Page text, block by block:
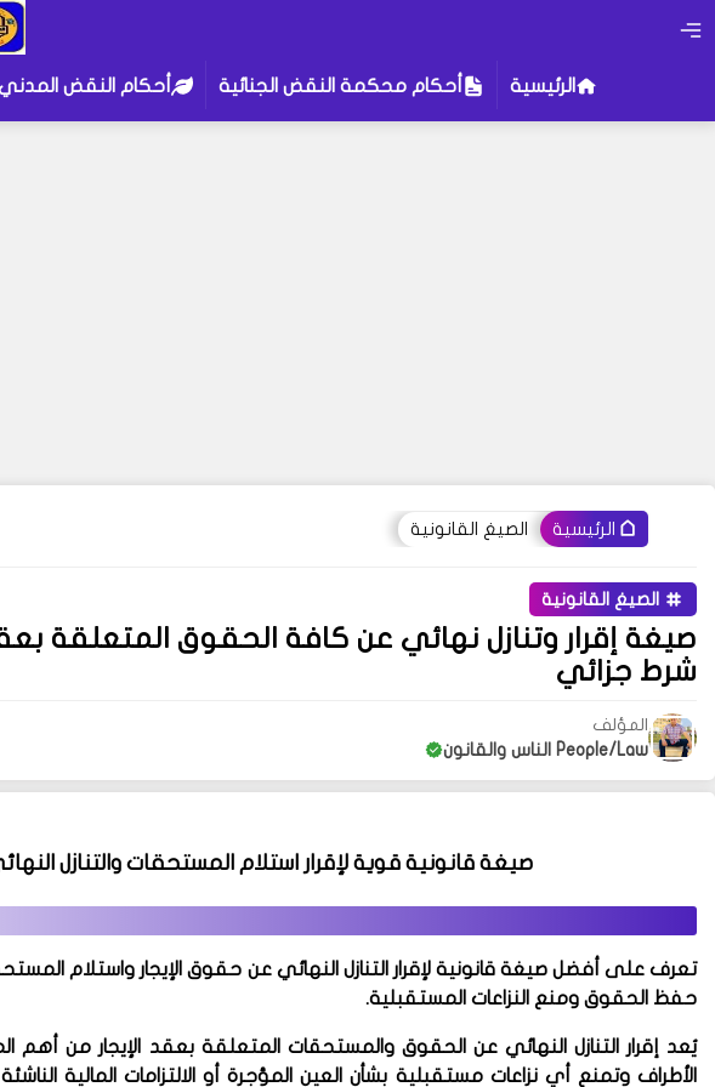
الرئيسية أحكام محكمة النقض الجنائية أحكام النقض
الرئيسية الصيغ القانونية
الصيغ القانونية
صيغة إقرار وتنازل نهائي عن كافة الحقوق المتعلقة
شرط جزائي
المؤلف
People/Law الناس والقانون
صيغة قانونية قوية لإقرار استلام المستحقات والتنازل
تعرف على أفضل صيغة قانونية لإقرار التنازل النهائي عن حقوق الإيجار واستلام
حفظ الحقوق ومنع النزاعات المستقبلية.
يُعد إقرار التنازل النهائي عن الحقوق والمستحقات المتعلقة بعقد الإيجار من
الأطراف وتمنع أي نزاعات مستقبلية بشأن العين المؤجرة أو الالتزامات المالية